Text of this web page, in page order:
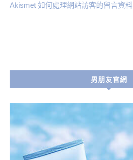
Akismet 如何處理網站訪客的留言資料
男朋友官網